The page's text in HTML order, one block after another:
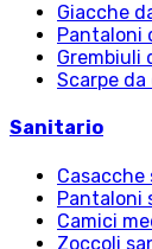
Giacche
Pantaloni
Grembiuli
Scarpe
Sanitario
Pantaloni
Camici
Zoccoli